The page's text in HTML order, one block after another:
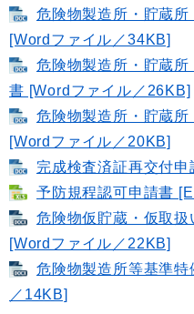
危険物製造所・貯蔵
[Wordファイル／34KB]
危険物製造所・貯蔵
書 [Wordファイル／26KB]
危険物製造所・貯蔵
[Wordファイル／20KB]
完成検査済証再交付
予防規程認可申請書
危険物仮貯蔵・仮取扱
[Wordファイル／22KB]
危険物製造所等基準
／14KB]